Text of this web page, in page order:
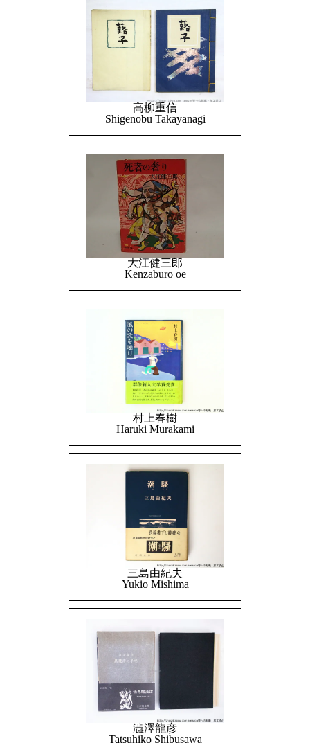
高柳重信
Shigenobu Takayanagi
大江健三郎
Kenzaburo oe
村上春樹
Haruki Murakami
三島由紀夫
Yukio Mishima
澁澤龍彦
Tatsuhiko Shibusawa